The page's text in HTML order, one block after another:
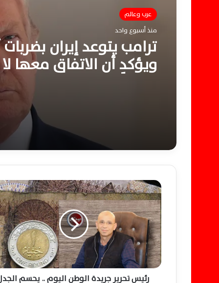
عرب وعالم
منذ أسبوع واحد
ترامب يتوعد إيران
ويؤكد أن الاتفاق معها لا
ر
ئ
ي
س
ت
ح
ر
ي
ر
رئيس تحرير جريدة الوطن اليوم .. يحسم